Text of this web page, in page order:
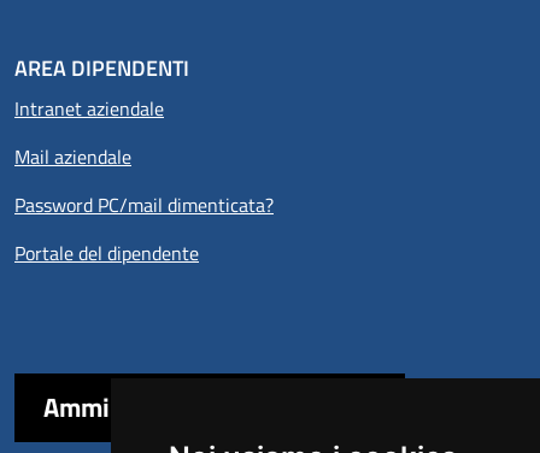
AREA DIPENDENTI
Intranet aziendale
Mail aziendale
Password PC/mail dimenticata?
Portale del dipendente
Amministrazione trasparente